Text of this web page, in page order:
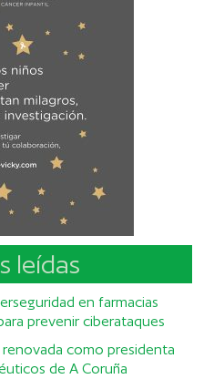
leídas
en farmacias
prevenir ciberataques
renovada como presidenta
de A Coruña